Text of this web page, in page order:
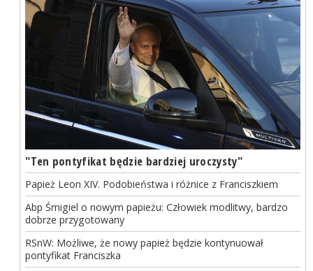
"Ten pontyfikat będzie bardziej uroczysty"
Papież Leon XIV. Podobieństwa i różnice z Franciszkiem
Abp Śmigiel o nowym papieżu: Człowiek modlitwy, bardzo
dobrze przygotowany
RSnW: Możliwe, że nowy papież będzie kontynuował
pontyfikat Franciszka